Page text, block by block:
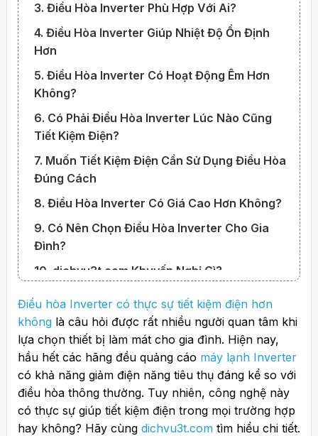
3. Điều Hòa Inverter Phù Hợp Với Ai?
4. Điều Hòa Inverter Giúp Nhiệt Độ Ổn Định
Hơn
5. Điều Hòa Inverter Có Hoạt Động Êm Hơn
Không?
6. Có Phải Điều Hòa Inverter Lúc Nào Cũng
Tiết Kiệm Điện?
7. Muốn Tiết Kiệm Điện Cần Sử Dụng Điều Hòa
Đúng Cách
8. Điều Hòa Inverter Có Giá Cao Hơn Không?
9. Có Nên Chọn Điều Hòa Inverter Cho Gia
Đình?
10. dichvu3t.com Khuyến Nghị Gì?
Điều hòa Inverter có thực sự tiết kiệm điện hơn
khônglà câu hỏi được rất nhiều người quan tâm khi
lựa chọn thiết bị làm mát cho gia đình. Hiện nay,
hầu hết các hãng đều quảng cáo máy lạnh Inverter
có khả năng giảm điện năng tiêu thụ đáng kể so với
điều hòa thông thường. Tuy nhiên, công nghệ này
có thực sự giúp tiết kiệm điện trong mọi trường hợp
hay không? Hãy cùng dichvu3t.comtìm hiểu chi tiết.